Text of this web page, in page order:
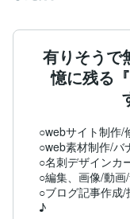
有りそうで
憶に残る
○webサイト制作/
○web素材制作/バ
○名刺デザインカ
○編集、画像/動画
○ブログ記事作成